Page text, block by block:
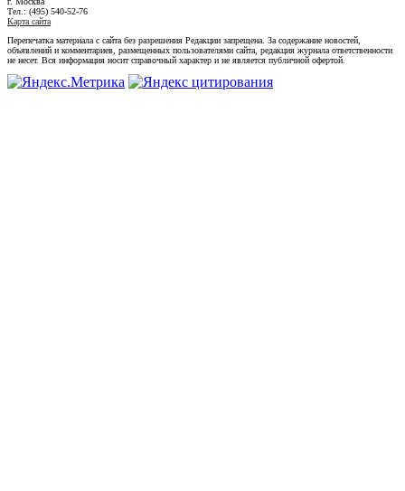
Тел.: (495) 540-52-76
Карта сайта
Перепечатка материала с сайта без разрешения Редакции запрещена. За содержание новостей,
объявлений и комментариев, размещенных пользователями сайта, редакция журнала ответственности
не несет. Вся информация носит справочный характер и не является публичной офертой.